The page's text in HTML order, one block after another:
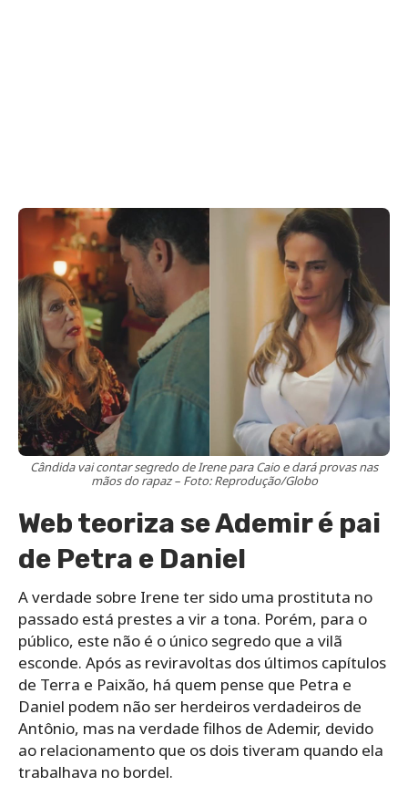
Cândida vai contar segredo de Irene para Caio e dará provas nas
mãos do rapaz – Foto: Reprodução/Globo
Web teoriza se Ademir é pai
de Petra e Daniel
A verdade sobre Irene ter sido uma prostituta no
passado está prestes a vir a tona. Porém, para o
público, este não é o único segredo que a vilã
esconde. Após as reviravoltas dos últimos capítulos
de Terra e Paixão, há quem pense que Petra e
Daniel podem não ser herdeiros verdadeiros de
Antônio, mas na verdade filhos de Ademir, devido
ao relacionamento que os dois tiveram quando ela
trabalhava no bordel.